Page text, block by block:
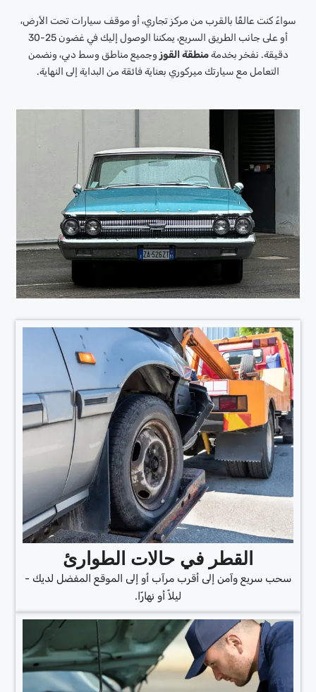
سواءً كنت عالقًا بالقرب من مركز تجاري، أو موقف سيارات تحت الأرض،
أو على جانب الطريق السريع، يمكننا الوصول إليك في غضون 25-30
دقيقة. نفخر بخدمةمنطقة القوز وجميع مناطق وسط دبي، ونضمن
التعامل مع سيارتك ميركوري بعناية فائقة من البداية إلى النهاية.
القطر في حالات الطوارئ
سحب سريع وآمن إلى أقرب مرآب أو إلى الموقع المفضل لديك -
ليلاً أو نهارًا.